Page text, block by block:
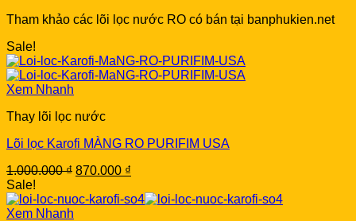
Tham khảo các lõi lọc nước RO có bán tại banphukien.net
Sale!
Xem Nhanh
Thay lõi lọc nước
Lõi lọc Karofi MÀNG RO PURIFIM USA
1.000.000₫ Original
was:
870.000 ₫
is:
Sale!
Xem Nhanh